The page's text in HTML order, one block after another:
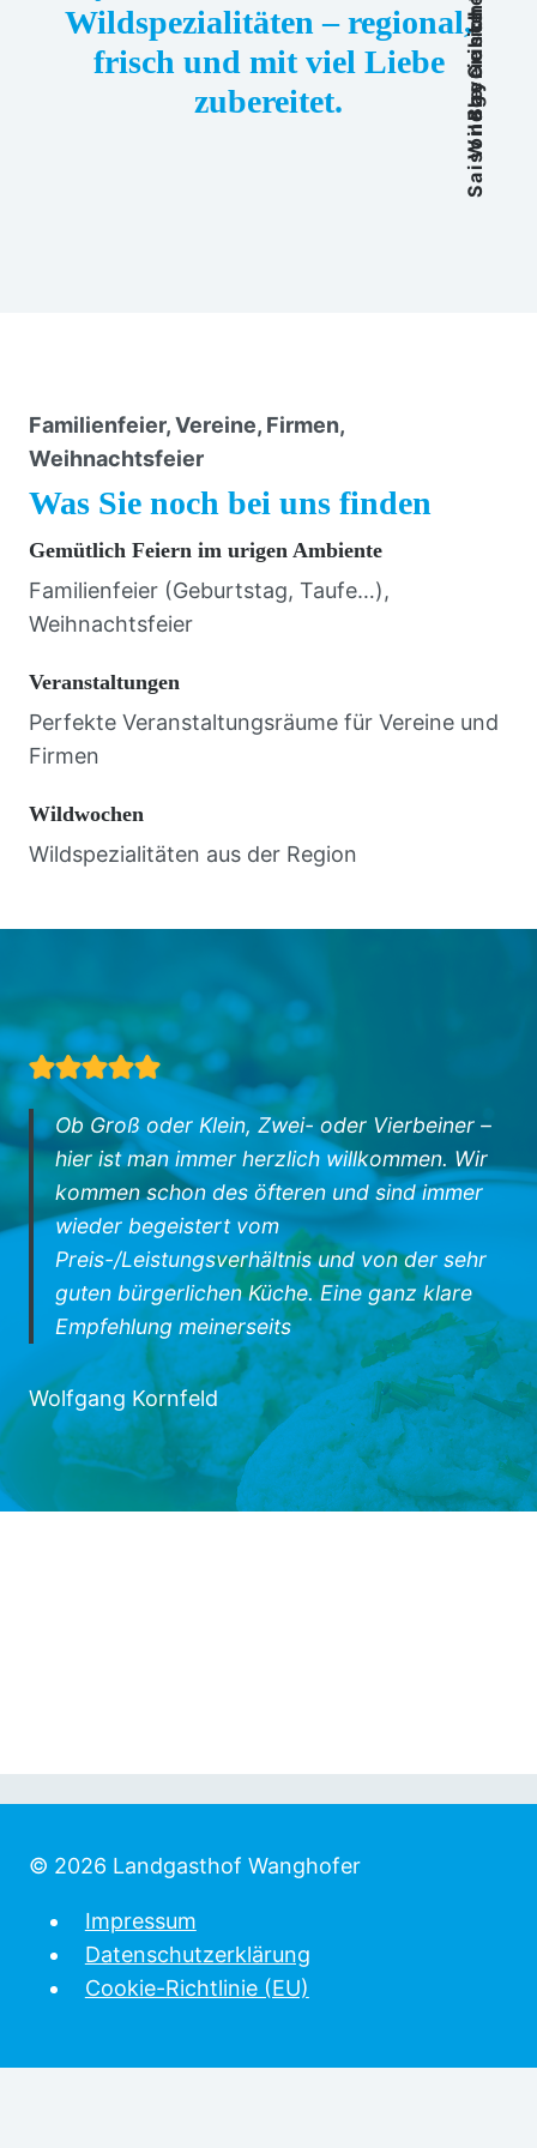
Wildspezialitäten – regional,
frisch und mit viel Liebe
zubereitet.
Wildgerichte
Saisonale Gerichte
Familienfeier, Vereine, Firmen,
Weihnachtsfeier
Was Sie noch bei uns finden
Gemütlich Feiern im urigen Ambiente
Familienfeier (Geburtstag, Taufe…),
Weihnachtsfeier
Veranstaltungen
Perfekte Veranstaltungsräume für Vereine und
Firmen
Wildwochen
Wildspezialitäten aus der Region
Ob Groß oder Klein, Zwei- oder Vierbeiner –
hier ist man immer herzlich willkommen. Wir
kommen schon des öfteren und sind immer
wieder begeistert vom
Preis-/Leistungsverhältnis und von der sehr
guten bürgerlichen Küche. Eine ganz klare
Empfehlung meinerseits
Wolfgang Kornfeld
© 2026 Landgasthof Wanghofer
Impressum
Datenschutzerklärung
Cookie-Richtlinie (EU)